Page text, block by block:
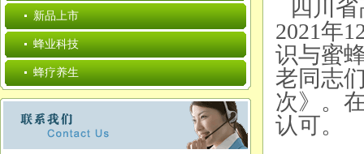
新品上市
蜂业科技
蜂疗养生
四川
2021年
识与蜜
老同志
次》。
认可。